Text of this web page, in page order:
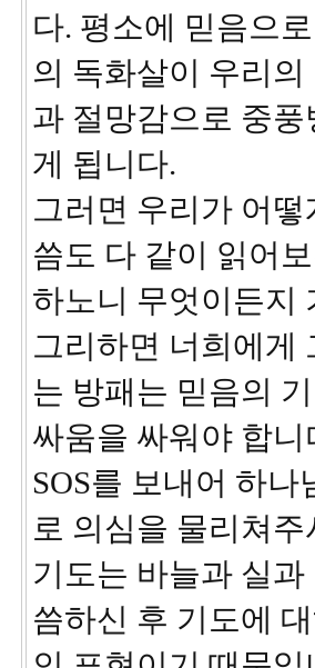
다. 평소에 믿음으
의 독화살이 우리
과 절망감으로 중
게 됩니다.
그러면 우리가 어
씀도 다 같이 읽어
하노니 무엇이든지
그리하면 너희에게
는 방패는 믿음의
싸움을 싸워야 합
SOS를 보내어 하
로 의심을 물리쳐
기도는 바늘과 실
씀하신 후 기도에